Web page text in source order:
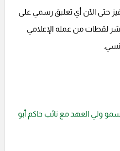
حتى الآن أي تعليق رسمي على
لقطات من عمله الإعلامي
ولي العهد مع نائب حاكم أبو